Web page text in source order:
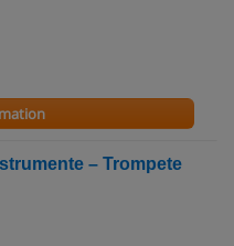
– Trompete